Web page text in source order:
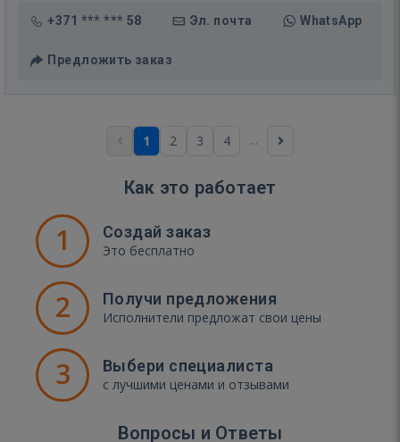
+371 *** *** 58 Эл. почта WhatsApp
Предложить заказ
1 2 3 4 ...
Как это работает
1 Создай заказ
Это бесплатно
2 Получи предложения
Исполнители предложат свои цены
3 Выбери специалиста
с лучшими ценами и отзывами
Вопросы и Ответы